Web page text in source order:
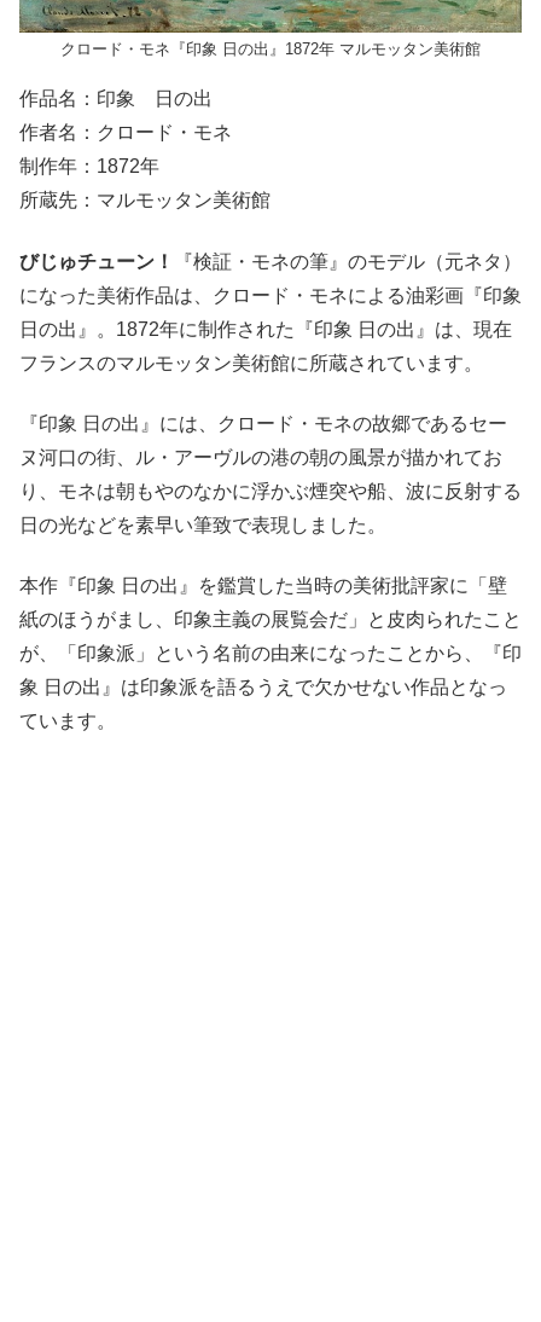
クロード・モネ『印象 日の出』1872年 マルモッタン美術館
作品名：印象 日の出
作者名：クロード・モネ
制作年：1872年
所蔵先：マルモッタン美術館
びじゅチューン！
『検証・モネの筆』のモデル（元ネタ）
になった美術作品は、クロード・モネによる油彩画『印象
日の出』。1872年に制作された『印象 日の出』は、現在
フランスのマルモッタン美術館に所蔵されています。
『印象 日の出』には、クロード・モネの故郷であるセー
ヌ河口の街、ル・アーヴルの港の朝の風景が描かれてお
り、モネは朝もやのなかに浮かぶ煙突や船、波に反射する
日の光などを素早い筆致で表現しました。
本作『印象 日の出』を鑑賞した当時の美術批評家に「壁
紙のほうがまし、印象主義の展覧会だ」と皮肉られたこと
が、「印象派」という名前の由来になったことから、『印
象 日の出』は印象派を語るうえで欠かせない作品となっ
ています。